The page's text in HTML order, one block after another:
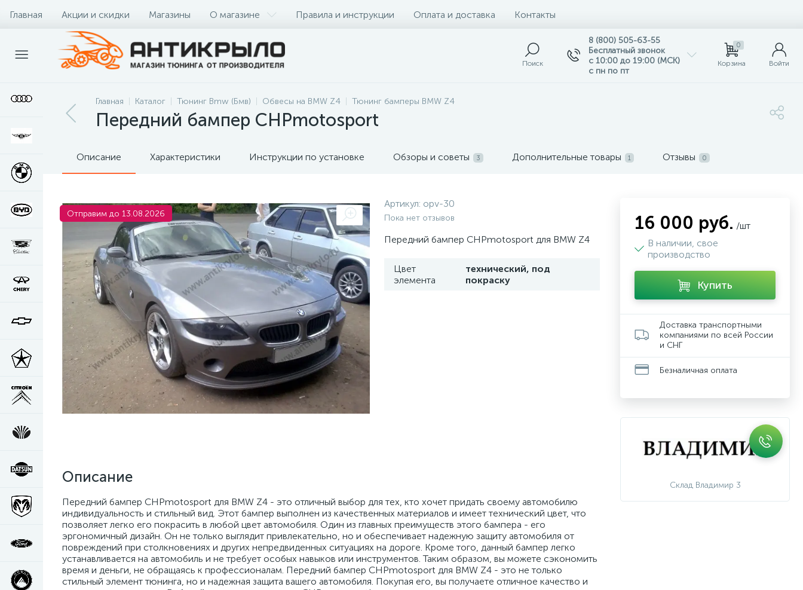
Главная Акции и скидки Магазины О магазине Правила и инструкции Оплата и доставка Контакты
Поиск
8 (800) 505-63-55
Бесплатный звонок
с 10:00 до 19:00 (МСК)
с пн по пт
0
Корзина Войти
Главная Каталог Тюнинг Bmw (Бмв) Обвесы на BMW Z4 Тюнинг бамперы BMW Z4
Передний бампер CHPmotosport
Описание Характеристики Инструкции по установке Обзоры и советы 3 Дополнительные товары 1 Отзывы 0
Отправим до 13.08.2026
Артикул: opv-30
Пока нет отзывов
Передний бампер CHPmotosport для BMW Z4
Цвет
элемента
технический, под
покраску
Описание
Передний бампер CHPmotosport для BMW Z4 - это отличный выбор для тех, кто хочет придать своему автомобилю
индивидуальность и стильный вид. Этот бампер выполнен из качественных материалов и имеет технический цвет, что
позволяет легко его покрасить в любой цвет автомобиля. Один из главных преимуществ этого бампера - его
эргономичный дизайн. Он не только выглядит привлекательно, но и обеспечивает надежную защиту автомобиля от
повреждений при столкновениях и других непредвиденных ситуациях на дороге. Кроме того, данный бампер легко
устанавливается на автомобиль и не требует особых навыков или инструментов. Таким образом, вы можете сэкономить
время и деньги, не обращаясь к профессионалам. Передний бампер CHPmotosport для BMW Z4 - это не только
стильный элемент тюнинга, но и надежная защита вашего автомобиля. Покупая его, вы получаете отличное качество и
16 000 руб. /шт
В наличии, свое
производство
Купить
Доставка транспортными
компаниями по всей России
и СНГ
Безналичная оплата
Склад Владимир 3